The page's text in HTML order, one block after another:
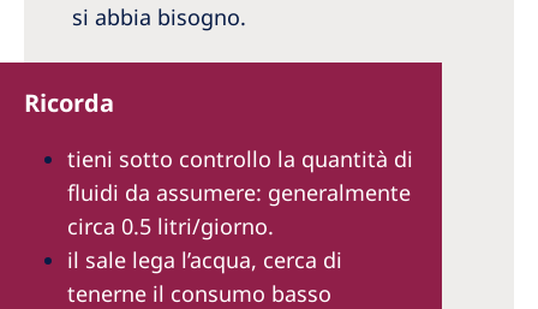
si abbia bisogno.
Ricorda
tieni sotto controllo la quantità di
fluidi da assumere: generalmente
circa 0.5 litri/giorno.
il sale lega l’acqua, cerca di
tenerne il consumo basso